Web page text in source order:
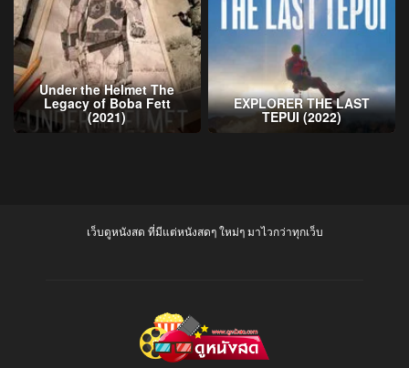
Under the Helmet The
Legacy of Boba Fett
(2021)
EXPLORER THE LAST
TEPUI (2022)
เว็บดูหนังสด ที่มีแต่หนังสดๆ ใหม่ๆ มาไวกว่าทุกเว็บ